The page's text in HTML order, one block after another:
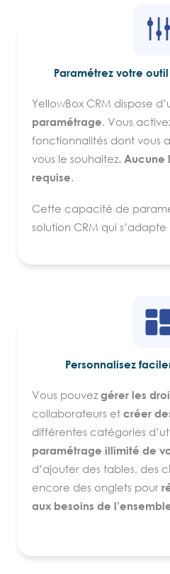
intégrés : différentes
e-mails, géolocalisation des
Disponible uniquement en
est égalementaccessible en
supports, et intègre les
dictée vocale, etc. De plus,
les fonctionnalités
Paramétrez votre
YellowBox CRM dispose
paramétrage. Vous
fonctionnalités dont vous
vous le souhaitez. Aucune
requise.
Cette capacité de
solution CRM qui
et simplement leur outil.
Personnalisez
Vous pouvez gérer les
collaborateurs et créer
différentes catégories
paramétrage illimité de
d’ajouter des tables, des
encore des onglets pour
aux besoins de
partenaire ou avancé